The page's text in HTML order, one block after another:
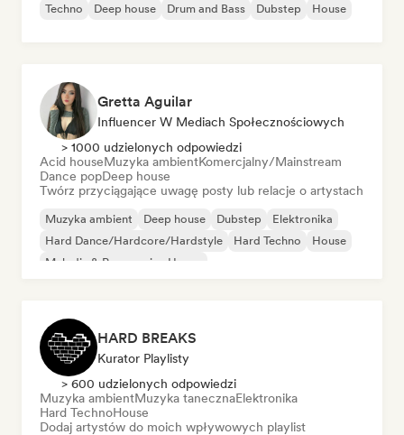
Techno
Deep house Drum and Bass Dubstep House
Gretta Aguilar
Influencer W Mediach Społecznościowych
> 1000 udzielonych odpowiedzi
Acid houseMuzyka ambientKomercjalny/Mainstream
Dance popDeep house
Twórz przyciągające uwagę posty lub relacje o artystach
Muzyka ambient Deep house Dubstep
Elektronika
Hard Dance/Hardcore/Hardstyle
Hard Techno
House
Melodic & Progressive House
HARD BREAKS
Kurator Playlisty
> 600 udzielonych odpowiedzi
Muzyka ambientMuzyka tanecznaElektronika
Hard TechnoHouse
Dodaj artystów do moich wpływowych playlist